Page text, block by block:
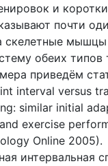
и
почти
скелетные
обеих типов
приведём
interval versus
similar initial
exercise
Online 2005).
интервальная